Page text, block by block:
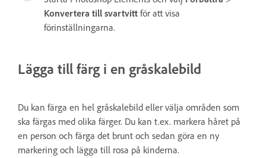
Konvertera till svartvitt för att visa
förinställningarna.
Lägga till färg i en gråskalebild
Du kan färga en hel gråskalebild eller välja områden som
ska färgas med olika färger. Du kan t.ex. markera håret på
en person och färga det brunt och sedan göra en ny
markering och lägga till rosa på kinderna.